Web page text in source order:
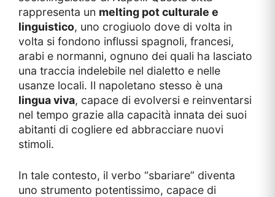
rappresenta un melting pot culturale e
linguistico, uno crogiuolo dove di volta in
volta si fondono influssi spagnoli, francesi,
arabi e normanni, ognuno dei quali ha lasciato
una traccia indelebile nel dialetto e nelle
usanze locali. Il napoletano stesso è una
lingua viva, capace di evolversi e reinventarsi
nel tempo grazie alla capacità innata dei suoi
abitanti di cogliere ed abbracciare nuovi
stimoli.
In tale contesto, il verbo “sbariare” diventa
uno strumento potentissimo, capace di